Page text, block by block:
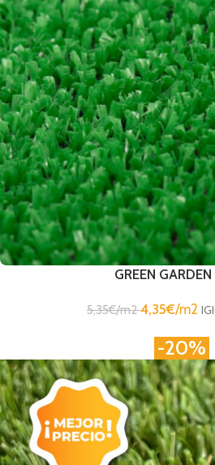
GREEN
5,35€/m24,35€/m2
-20%